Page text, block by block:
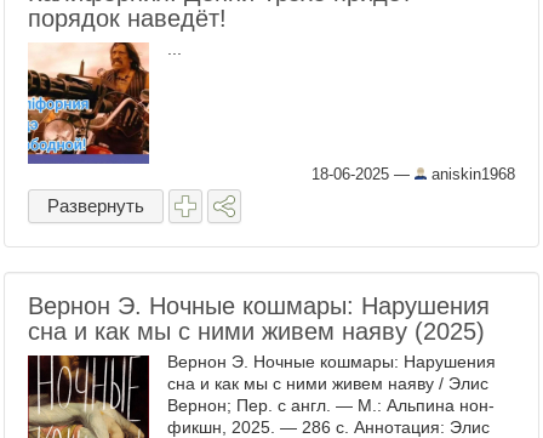
порядок наведёт!
18-06-2025 — aniskin1968
Развернуть
Вернон Э. Ночные кошмары: Нарушения
сна и как мы с ними живем наяву (2025)
Вернон Э. Ночные кошмары: Нарушения
сна и как мы с ними живем наяву / Элис
Вернон; Пер. с англ. — М.: Альпина нон-
фикшн, 2025. — 286 с. Аннотация: Элис